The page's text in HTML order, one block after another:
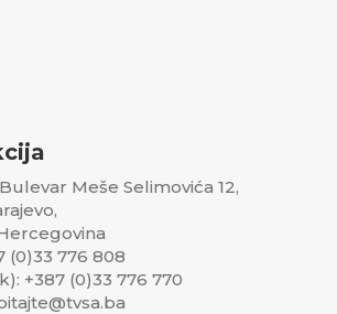
Meše Selimovića 12,
(0)33 776 808
+387 (0)33 776 770